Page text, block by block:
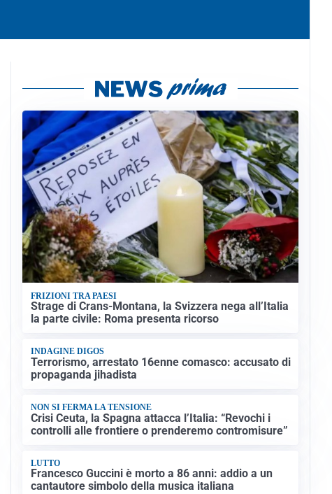
FRIZIONI TRA PAESI
Strage di Crans-Montana, la Svizzera nega all’Italia
la parte civile: Roma presenta ricorso
INDAGINE DIGOS
Terrorismo, arrestato 16enne comasco: accusato di
propaganda jihadista
NON SI FERMA LA TENSIONE
Crisi Ceuta, la Spagna attacca l’Italia: “Revochi i
controlli alle frontiere o prenderemo contromisure”
LUTTO
Francesco Guccini è morto a 86 anni: addio a un
cantautore simbolo della musica italiana